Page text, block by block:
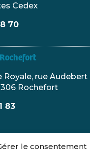
le consentement
Cedex
70
Rochefort
Royale, rue Audebert
Rochefort
83